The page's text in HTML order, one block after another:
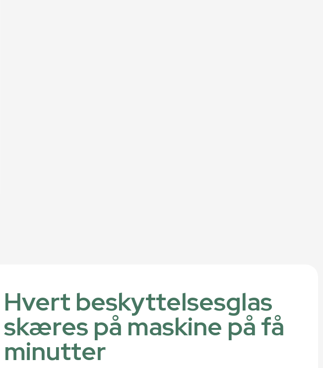
Hvert beskyttelsesglas
skæres på maskine på få
minutter